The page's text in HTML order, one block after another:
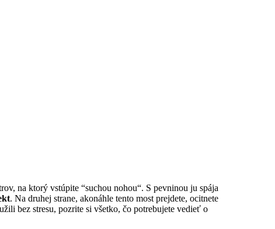
na ktorý vstúpite “suchou nohou“. S pevninou ju spája
. Na druhej strane, akonáhle tento most prejdete, ocitnete
bez stresu, pozrite si všetko, čo potrebujete vedieť o